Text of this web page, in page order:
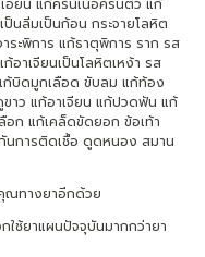
ยน แก้ครั่นเนื้อครั่นตัว แก้
นลิ่มเป็นก้อน กระจายโลหิต
ระพิการ แก้ธาตุพิการ ราก รส
อาเจียนเป็นโลหิตเหง้า รส
ก้บิดมูกเลือด ขับลม แก้ท้อง
าว แก้อาเจียน แก้ปวดฟัน แก้
อก แก้เคล็ดขัดยอก ข้อเท้า
นการติดเชื้อ ดูดหนอง สมาน
ณทางยาอีกด้วย
กใช้ยาแผนปัจจุบันมากกว่ายา